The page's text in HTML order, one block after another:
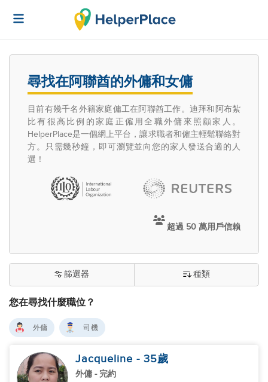
尋找在阿聯酋的外傭和女傭
目前有幾千名外籍家庭傭工在阿聯酋工作。迪拜和阿布紮
比有很高比例的家庭正僱用全職外傭來照顧家人。
HelperPlace是一個網上平台，讓求職者和僱主輕鬆聯絡對
方。只需幾秒鐘，即可瀏覽並向您的家人發送合適的人
選！
超過 50 萬用戶信賴
您在尋找什麼職位？
篩選器 種類
外傭 司機
Jacqueline - 35歲
外傭 - 完約